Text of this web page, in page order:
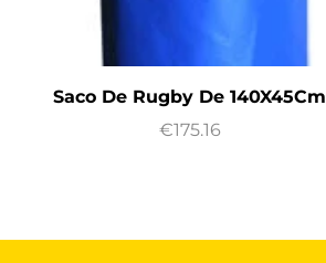
Saco De Rugby De 140X45Cm
€175.16